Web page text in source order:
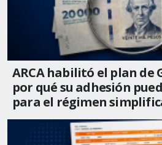
ARCA habilitó el plan de
por qué su adhesión
para el régimen